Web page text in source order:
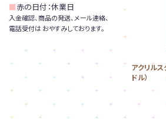
アクリル
ドル）
■赤の日付：休業日
入金確認、商品の発送、メール連絡、
電話受付は おやすみしております。